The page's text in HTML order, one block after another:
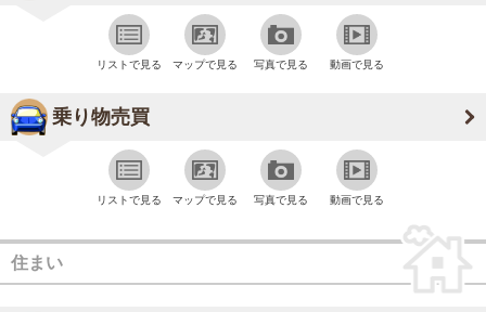
リストで見る マップで見る 写真で見る 動画で見る
乗り物売買
リストで見る マップで見る 写真で見る 動画で見る
住まい